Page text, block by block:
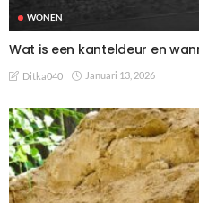
WONEN
Wat is een kanteldeur en
Ditka040 Januari 13, 2026